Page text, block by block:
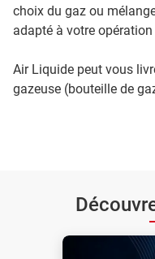
choix du gaz ou
adapté à votre
Air Liquide peut vous
gazeuse (bouteille de